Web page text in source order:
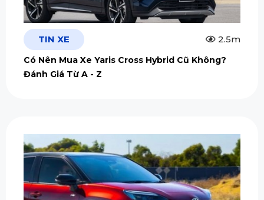
TIN XE 2.5m
Có Nên Mua Xe Yaris Cross Hybrid Cũ Không?
Đánh Giá Từ A - Z